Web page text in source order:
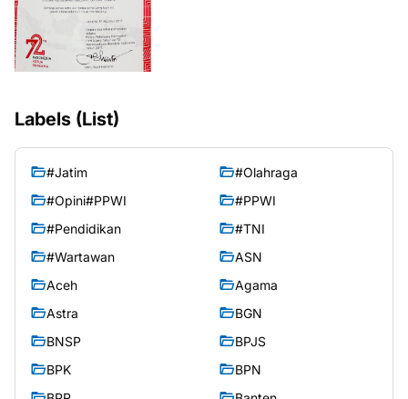
Labels (List)
#Jatim
#Olahraga
#Opini#PPWI
#PPWI
#Pendidikan
#TNI
#Wartawan
ASN
Aceh
Agama
Astra
BGN
BNSP
BPJS
BPK
BPN